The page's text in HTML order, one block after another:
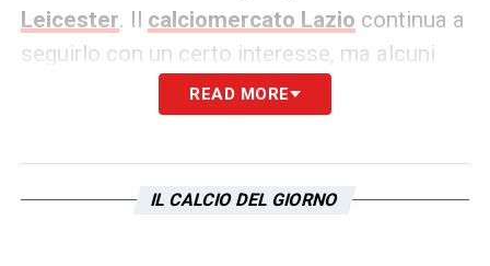
Leicester. Il calciomercato Lazio continua a
seguirlo con un certo interesse, ma alcuni
indizi lo allontanano.
conferenza, mister Baroni ha parlato di
READ MORE
IL CALCIO DEL GIORNO